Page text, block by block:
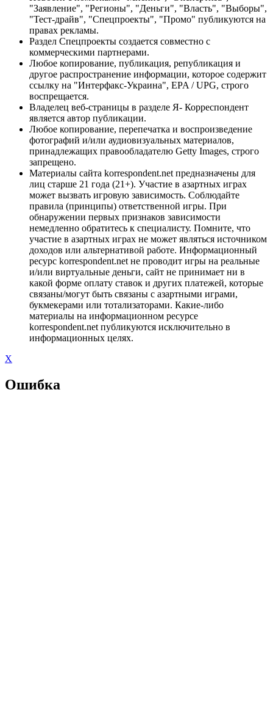
"Заявление", "Регионы", "Деньги", "Власть", "Выборы",
"Тест-драйв", "Спецпроекты", "Промо" публикуются на
правах рекламы.
Раздел Спецпроекты создается совместно с
коммерческими партнерами.
Любое копирование, публикация, републикация и
другое распространение информации, которое содержит
ссылку на "Интерфакс-Украина", EPA / UPG, строго
воспрещается.
Владелец веб-страницы в разделе Я- Корреспондент
является автор публикации.
Любое копирование, перепечатка и воспроизведение
фотографий и/или аудиовизуальных материалов,
принадлежащих правообладателю Getty Images, строго
запрещено.
Материалы сайта korrespondent.net предназначены для
лиц старше 21 года (21+). Участие в азартных играх
может вызвать игровую зависимость. Соблюдайте
правила (принципы) ответственной игры. При
обнаружении первых признаков зависимости
немедленно обратитесь к специалисту. Помните, что
участие в азартных играх не может являться источником
доходов или альтернативой работе. Информационный
ресурс korrespondent.net не проводит игры на реальные
и/или виртуальные деньги, сайт не принимает ни в
какой форме оплату ставок и других платежей, которые
связаны/могут быть связаны с азартными играми,
букмекерами или тотализаторами. Какие-либо
материалы на информационном ресурсе
korrespondent.net публикуются исключительно в
информационных целях.
X
Ошибка